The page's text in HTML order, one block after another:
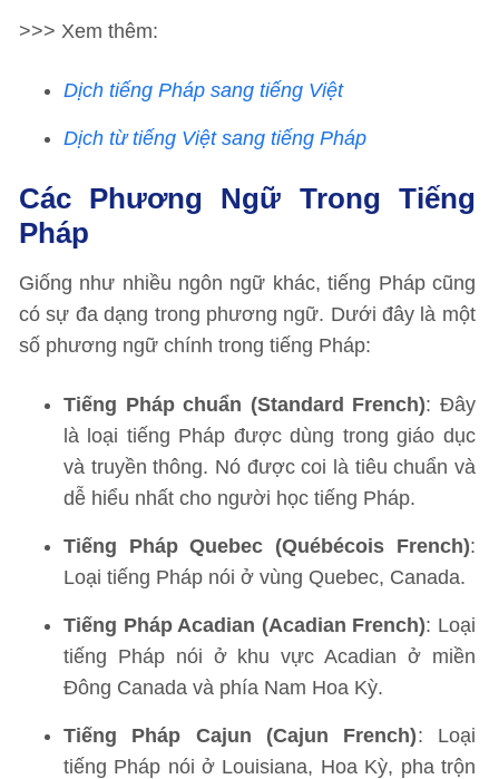
>>> Xem thêm:
Dịch tiếng Pháp sang tiếng Việt
Dịch từ tiếng Việt sang tiếng Pháp
Các Phương Ngữ Trong Tiếng
Pháp
Giống như nhiều ngôn ngữ khác, tiếng Pháp cũng
có sự đa dạng trong phương ngữ. Dưới đây là một
số phương ngữ chính trong tiếng Pháp:
Tiếng Pháp chuẩn (Standard French): Đây
là loại tiếng Pháp được dùng trong giáo dục
và truyền thông. Nó được coi là tiêu chuẩn và
dễ hiểu nhất cho người học tiếng Pháp.
Tiếng Pháp Quebec (Québécois French):
Loại tiếng Pháp nói ở vùng Quebec, Canada.
Tiếng Pháp Acadian (Acadian French): Loại
tiếng Pháp nói ở khu vực Acadian ở miền
Đông Canada và phía Nam Hoa Kỳ.
Tiếng Pháp Cajun (Cajun French): Loại
tiếng Pháp nói ở Louisiana, Hoa Kỳ, pha trộn